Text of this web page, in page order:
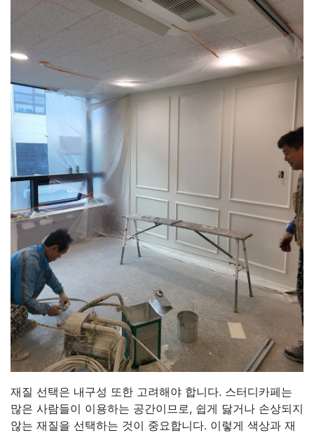
재질 선택은 내구성 또한 고려해야 합니다. 스터디카페는
많은 사람들이 이용하는 공간이므로, 쉽게 닳거나 손상되지
않는 재질을 선택하는 것이 중요합니다. 이렇게 색상과 재